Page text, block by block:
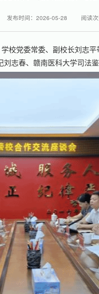
发布时间：2026-05-28 阅读
校党委常委、副校长刘志
志春、赣南医科大学司法